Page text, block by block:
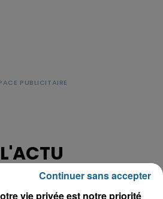
vie privée est notre priorité
Continuer sans accepter